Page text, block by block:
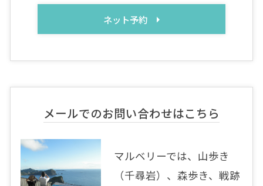
ネット予約
メールでのお問い合わせはこちら
マルベリーでは、山歩き
（千尋岩）、森歩き、戦跡